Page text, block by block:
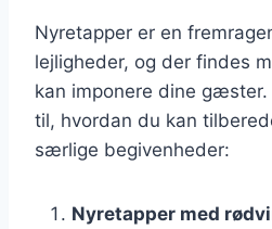
Nyretapper er en
lejligheder, og der findes
kan imponere dine
til, hvordan du kan
særlige begivenheder:
Nyretapper med